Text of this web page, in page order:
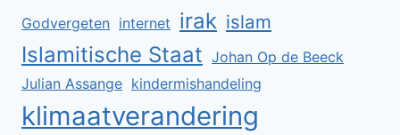
Godvergeten internet irak islam
Islamitische Staat Johan Op de Beeck
Julian Assange kindermishandeling
klimaatverandering